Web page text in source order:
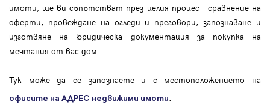
имоти, ще ви съпътстват през целия процес - сравнение на
оферти, провеждане на огледи и преговори, запознаване и
изготвяне на юридическа документация за покупка на
мечтания от вас дом.
Тук може да се запознаете и с местоположението на
офисите на АДРЕС недвижими имоти.